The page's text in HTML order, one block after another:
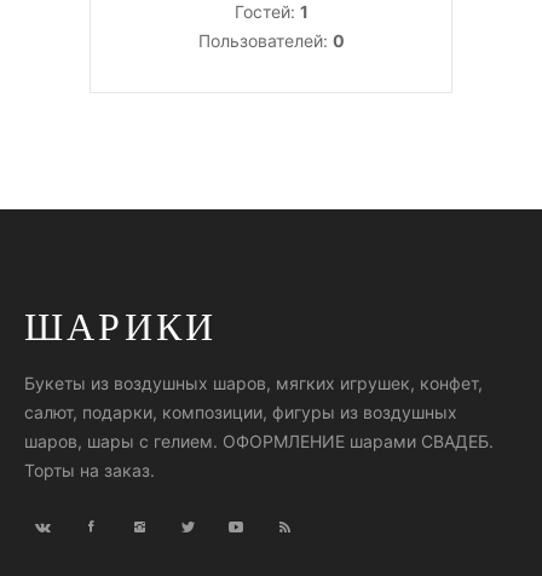
Гостей: 1
Пользователей: 0
ШАРИКИ
Букеты из воздушных шаров, мягких игрушек, конфет,
салют, подарки, композиции, фигуры из воздушных
шаров, шары с гелием. ОФОРМЛЕНИЕ шарами СВАДЕБ.
Торты на заказ.